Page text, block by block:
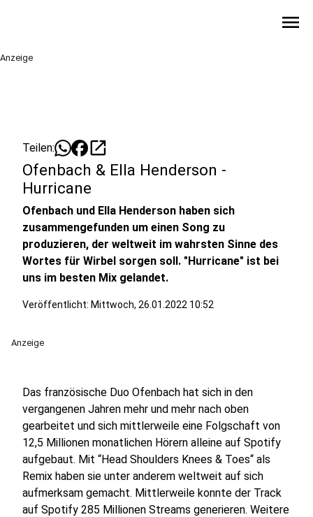
menu
Anzeige
Teilen: open_in_new
Ofenbach & Ella Henderson -
Hurricane
Ofenbach und Ella Henderson haben sich
zusammengefunden um einen Song zu
produzieren, der weltweit im wahrsten Sinne des
Wortes für Wirbel sorgen soll. "Hurricane" ist bei
uns im besten Mix gelandet.
Veröffentlicht: Mittwoch, 26.01.2022 10:52
Anzeige
Das französische Duo Ofenbach hat sich in den
vergangenen Jahren mehr und mehr nach oben
gearbeitet und sich mittlerweile eine Folgschaft von
12,5 Millionen monatlichen Hörern alleine auf Spotify
aufgebaut. Mit “Head Shoulders Knees & Toes“ als
Remix haben sie unter anderem weltweit auf sich
aufmerksam gemacht. Mittlerweile konnte der Track
auf Spotify 285 Millionen Streams generieren. Weitere